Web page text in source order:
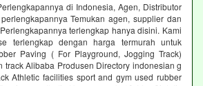
di Indonesia, Agen, Distributor
Temukan agen, supplier dan
terlengkap hanya disini. Kami
terlengkap dengan harga termurah untuk
Paving ( For Playground, Jogging Track)
track Alibaba Produsen Directory indonesian g
Athletic facilities sport and gym used rubber